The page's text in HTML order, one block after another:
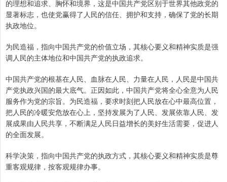
的理想和追求、胸怀和境界，这是中国共产党区别于世界其他政党的
显著标志，也使党赢得了人民的信任、拥护和支持，确保了党的长期
执政地位。
为民造福，指向中国共产党的价值立场，其核心要义和精神实质是强
调人民的主体地位和中国共产党的执政追求。
中国共产党的根基在人民、血脉在人民、力量在人民，人民是中国共
产党执政兴国的最大底气。正因如此，中国共产党将全心全意为人民
服务作为党的宗旨。为民造福，要求时刻把人民放在心中最高位置，
把人民的冷暖安危放在心上，坚持发展为了人民、发展依靠人民、发
展成果由人民共享，不断满足人民日益增长的美好生活需要，促进人
的全面发展。
科学决策，指向中国共产党的执政方式，其核心要义和精神实质是尊
重客观规律，按客观规律办事。